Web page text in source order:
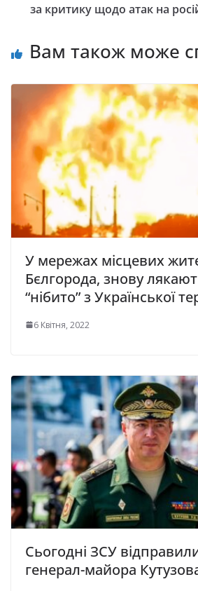
за критику щодо атак на
Вам також може
У мережах місцевих
Бєлгорода, знову
“нібито” з Української
6 Квітня, 2022
Сьогодні ЗСУ
генерал-майора